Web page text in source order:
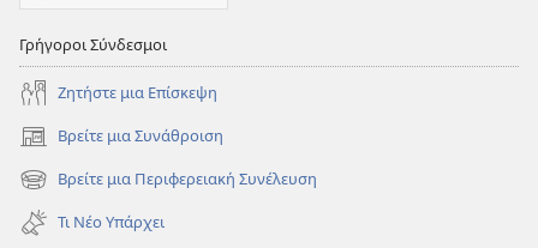
Γρήγοροι Σύνδεσμοι
Ζητήστε μια Επίσκεψη
Βρείτε μια Συνάθροιση
(ανοίγει
νέο
παράθυρο)
Βρείτε μια Περιφερειακή Συνέλευση
(ανοίγει
νέο
παράθυρο)
Τι Νέο Υπάρχει